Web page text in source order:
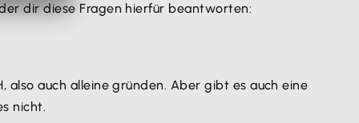
dir diese Fragen hierfür beantworten:
also auch alleine gründen. Aber gibt es auch eine
nicht.